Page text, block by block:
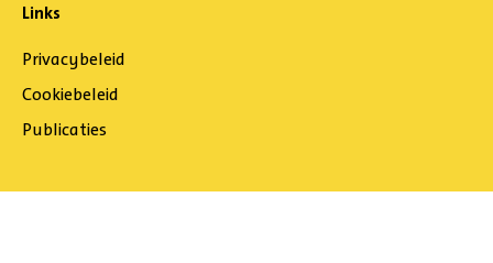
Links
Privacybeleid
Cookiebeleid
Publicaties